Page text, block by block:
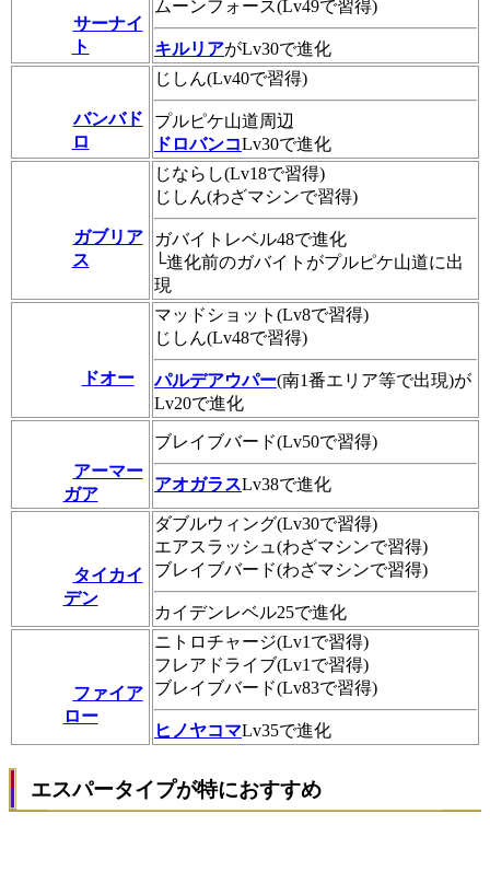
サーナイ
ト
ムーンフォース(Lv49で習得)
キルリアがLv30で進化
バンバド
ロ
じしん(Lv40で習得)
プルピケ山道周辺
ドロバンコLv30で進化
ガブリア
ス
じならし(Lv18で習得)
じしん(わざマシンで習得)
ガバイトレベル48で進化
└進化前のガバイトがプルピケ山道に出
現
ドオー
マッドショット(Lv8で習得)
じしん(Lv48で習得)
パルデアウパー(南1番エリア等で出現)が
Lv20で進化
アーマー
ガア
ブレイブバード(Lv50で習得)
アオガラスLv38で進化
タイカイ
デン
ダブルウィング(Lv30で習得)
エアスラッシュ(わざマシンで習得)
ブレイブバード(わざマシンで習得)
カイデンレベル25で進化
ファイア
ロー
ニトロチャージ(Lv1で習得)
フレアドライブ(Lv1で習得)
ブレイブバード(Lv83で習得)
ヒノヤコマLv35で進化
エスパータイプが特におすすめ